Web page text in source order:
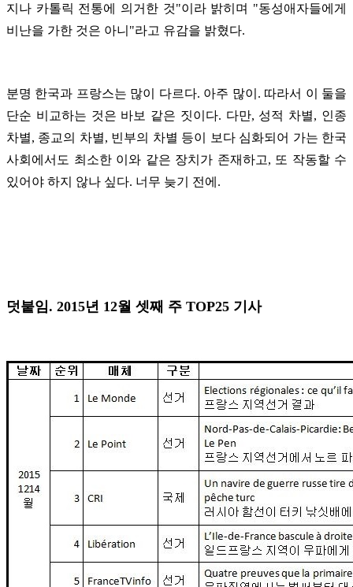
지나 카톨릭 전통에 의거한 것"이라 밝히며 "동성애자들에게
비난을 가한 것은 아니"라고 유감을 밝혔다.
분명 한국과 프랑스는 많이 다르다. 아주 많이. 따라서 이 둘을
단순 비교하는 것은 바보 같은 짓이다. 다만, 성적 차별, 인종
차별, 종교의 차별, 빈부의 차별 등이 보다 심화되어 가는 한국
사회에서도 최소한 이와 같은 장치가 존재하고, 또 작동할 수
있어야 하지 않나 싶다. 너무 늦기 전에.
덧붙임. 2015년 12월 셋째 주 TOP25 기사